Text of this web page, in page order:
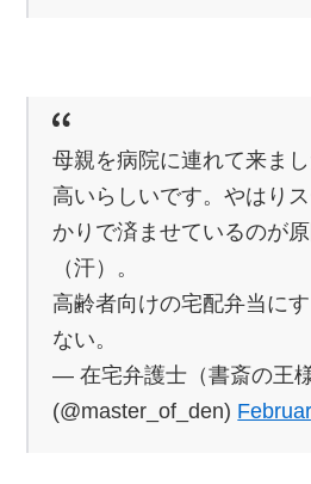
母親を病院に連れて来ま
高いらしいです。やはり
かりで済ませているのが
（汗）。
高齢者向けの宅配弁当に
ない。
— 在宅弁護士（書斎の王様
(@master_of_den)